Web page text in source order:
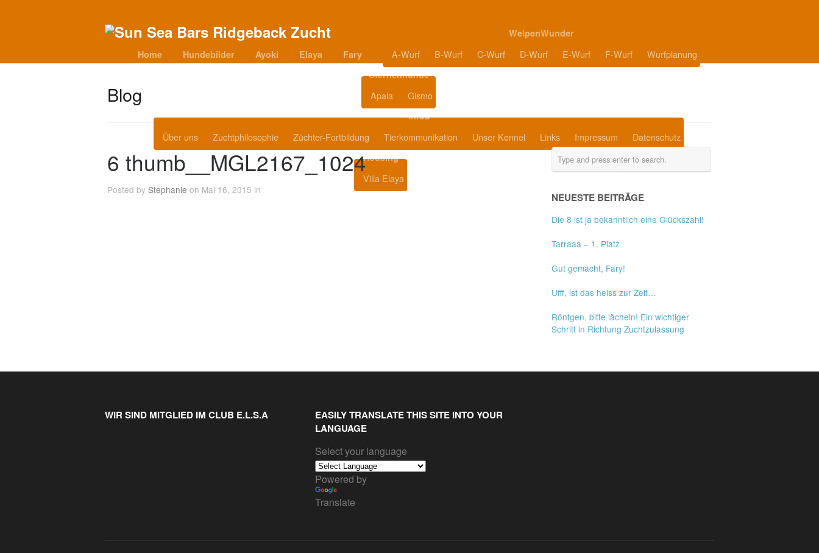
Home Hundebilder Ayoki Elaya Fary
WelpenWunder
A-Wurf B-Wurf C-Wurf D-Wurf E-Wurf F-Wurf Wurfplanung
Sternenhunde
Apala Gismo
Infos
Über uns Zuchtphilosophie Züchter-Fortbildung Tierkommunikation Unser Kennel Links Impressum Datenschutz
Housing
Villa Elaya
Blog
6 thumb__MGL2167_1024
Posted by Stephanie on Mai 16, 2015 in
NEUESTE BEITRÄGE
Die 8 ist ja bekanntlich eine Glückszahl!
Tarraaa – 1. Platz
Gut gemacht, Fary!
Ufff, ist das heiss zur Zeit…
Röntgen, bitte lächeln! Ein wichtiger
Schritt in Richtung Zuchtzulassung
WIR SIND MITGLIED IM CLUB E.L.S.A
EASILY TRANSLATE THIS SITE INTO YOUR
LANGUAGE
Select your language
Powered by
Translate